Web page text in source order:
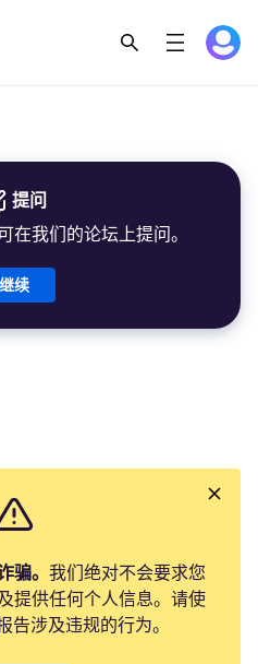
提问
在我们的论坛上提问。
继续
骗。 我们绝对不会要求您
提供任何个人信息。请使
告涉及违规的行为。